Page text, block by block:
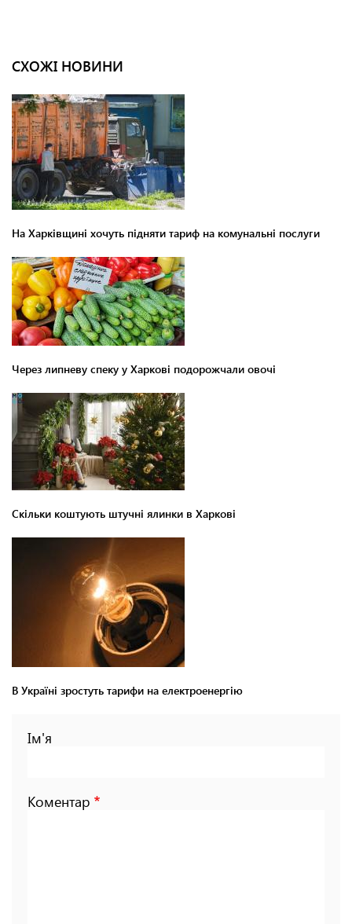
СХОЖІ НОВИНИ
На Харківщині хочуть підняти тариф на комунальні послуги
Через липневу спеку у Харкові подорожчали овочі
Скільки коштують штучні ялинки в Харкові
В Україні зростуть тарифи на електроенергію
Ім'я
Коментар